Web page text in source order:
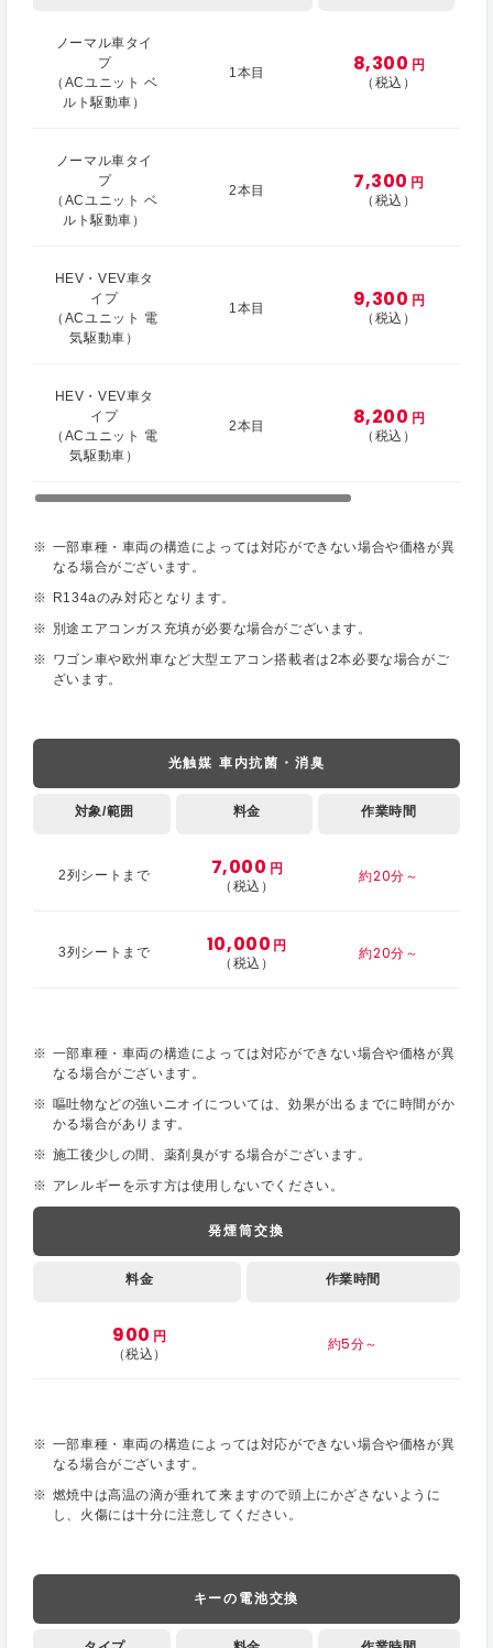
ノーマル車タイ
プ
（ACユニット ベ
ルト駆動車）
1本目 8,300 円
（税込）
ノーマル車タイ
プ
（ACユニット ベ
ルト駆動車）
2本目 7,300 円
（税込）
HEV・VEV車タ
イプ
（ACユニット 電
気駆動車）
1本目 9,300 円
（税込）
HEV・VEV車タ
イプ
（ACユニット 電
気駆動車）
2本目 8,200 円
（税込）
一部車種・車両の構造によっては対応ができない場合や価格が異
なる場合がございます。
R134aのみ対応となります。
別途エアコンガス充填が必要な場合がございます。
ワゴン車や欧州車など大型エアコン搭載者は2本必要な場合がご
ざいます。
光触媒 車内抗菌・消臭
対象/範囲 料金 作業時間
2列シートまで 7,000 円
（税込）
約20分～
3列シートまで 10,000 円
（税込）
約20分～
一部車種・車両の構造によっては対応ができない場合や価格が異
なる場合がございます。
嘔吐物などの強いニオイについては、効果が出るまでに時間がか
かる場合があります。
施工後少しの間、薬剤臭がする場合がございます。
アレルギーを示す方は使用しないでください。
発煙筒交換
料金 作業時間
900 円
（税込）
約5分～
一部車種・車両の構造によっては対応ができない場合や価格が異
なる場合がございます。
燃焼中は高温の滴が垂れて来ますので頭上にかざさないように
し、火傷には十分に注意してください。
キーの電池交換